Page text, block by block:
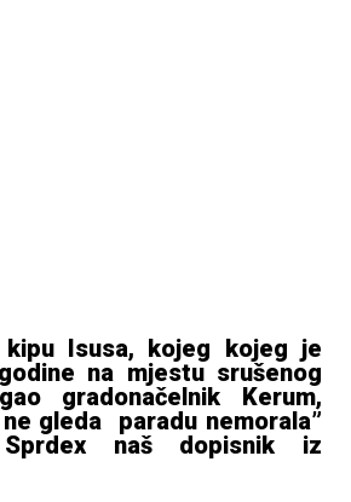
kipu Isusa, kojeg kojeg je
na mjestu srušenog
gradonačelnik Kerum,
gleda paradu nemorala”
naš dopisnik iz